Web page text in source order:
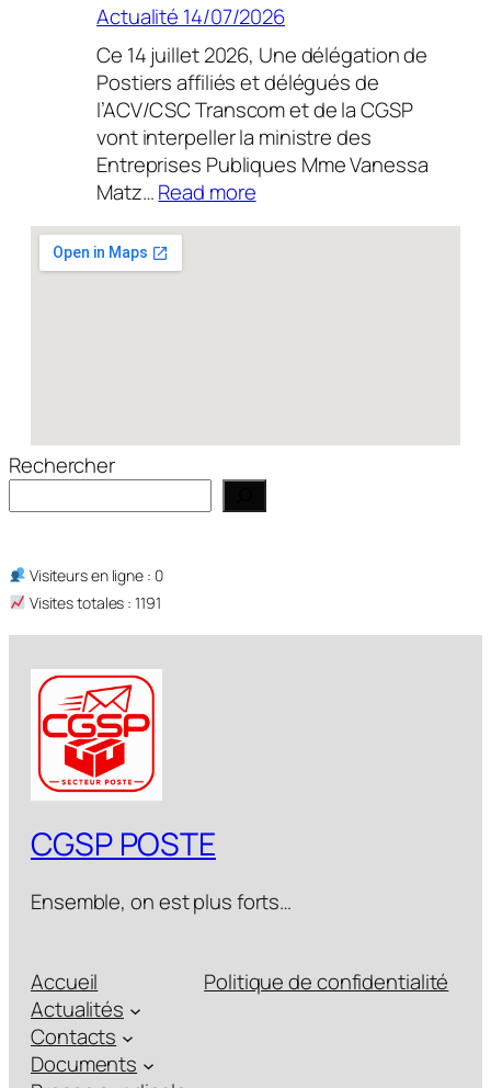
Actualité 14/07/2026
Ce 14 juillet 2026, Une délégation de
Postiers affiliés et délégués de
l’ACV/CSC Transcom et de la CGSP
vont interpeller la ministre des
Entreprises Publiques Mme Vanessa
Matz…Read more:
Rechercher
Visiteurs en ligne : 0
Visites totales : 1191
CGSP POSTE
Ensemble, on est plus forts…
Accueil
Actualités
Contacts
Documents
Politique de confidentialité